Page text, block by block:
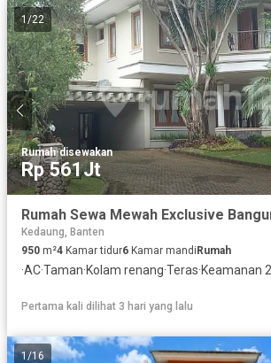
1/22
Rumah·disewakan
Rp 561Jt
Kedaung, Banten
950 m²4 Kamar tidur6 Kamar mandiRumah
·AC·Taman·Kolam renang·Teras·Keamanan
Pertama kali dilihat 3 hari yang lalu
1/16